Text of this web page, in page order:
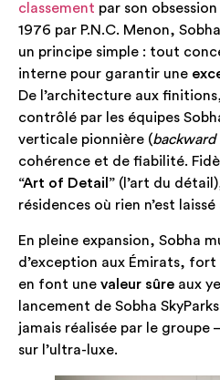
classement par son
1976 par P.N.C. Menon,
un principe simple : tout
interne pour garantir une
De l’architecture aux
contrôlé par les équipes
verticale pionnière (
cohérence et de fiabilité.
“Art of Detail” (l’art du
résidences où rien n’est laissé
En pleine expansion, Sobha
d’exception aux Émirats, fort
en font une valeur sûre aux
lancement de Sobha
jamais réalisée par le groupe
sur l’ultra-luxe.